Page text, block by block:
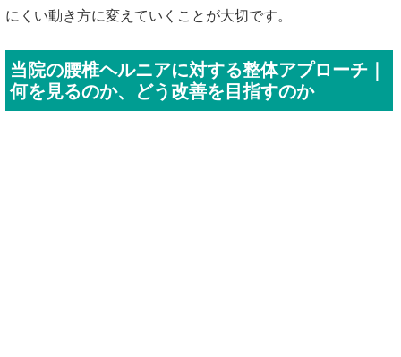
にくい動き方に変えていくことが大切です。
当院の腰椎ヘルニアに対する整体アプローチ｜
何を見るのか、どう改善を目指すのか